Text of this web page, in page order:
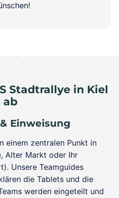
Stadtrallye in Kiel
ab
Einweisung
einem zentralen Punkt in
Alter Markt oder Ihr
Unsere Teamguides
die Tablets und die
werden eingeteilt und